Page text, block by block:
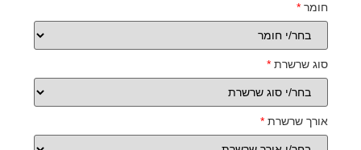
חומר*
סוג שרשרת*
אורך שרשרת*